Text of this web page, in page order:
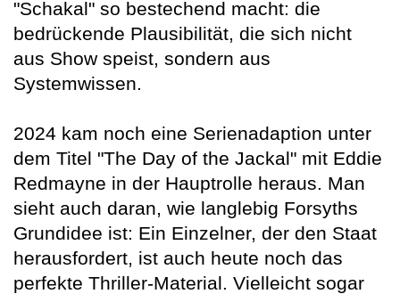
"Schakal" so bestechend macht: die
bedrückende Plausibilität, die sich nicht
aus Show speist, sondern aus
Systemwissen.
2024 kam noch eine Serienadaption unter
dem Titel "The Day of the Jackal" mit Eddie
Redmayne in der Hauptrolle heraus. Man
sieht auch daran, wie langlebig Forsyths
Grundidee ist: Ein Einzelner, der den Staat
herausfordert, ist auch heute noch das
perfekte Thriller-Material. Vielleicht sogar